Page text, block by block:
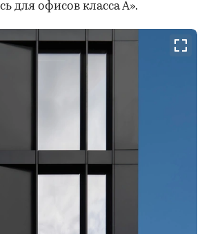
для офисов класса А».